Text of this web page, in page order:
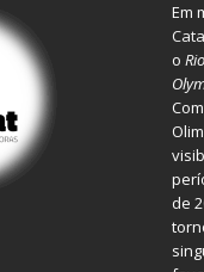
Em
o
de